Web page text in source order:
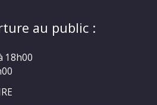
au public :
18h00